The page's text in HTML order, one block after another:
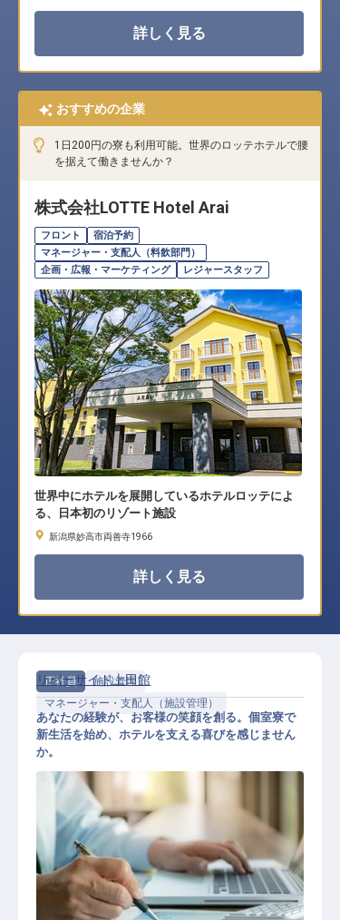
詳しく見る
おすすめの企業
1日200円の寮も利用可能。世界のロッテホテルで腰
を据えて働きませんか？
株式会社LOTTE Hotel Arai
フロント
宿泊予約
マネージャー・支配人（料飲部門）
企画・広報・マーケティング
レジャースタッフ
世界中にホテルを展開しているホテルロッテによ
る、日本初のリゾート施設
新潟県妙高市両善寺1966
詳しく見る
正社員
施設管理
マネージャー・支配人（施設管理）
施設管理長候補
リバーサイド上田館
あなたの経験が、お客様の笑顔を創る。個室寮で
新生活を始め、ホテルを支える喜びを感じません
か。